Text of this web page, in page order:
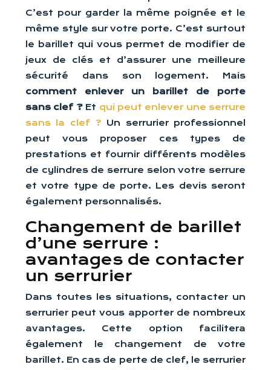
C’est pour garder la même poignée et le
même style sur votre porte. C’est surtout
le barillet qui vous permet de modifier de
jeux de clés et d’assurer une meilleure
sécurité dans son logement. Mais
comment enlever un barillet de porte
sans clef ? Et qui peut enlever une serrure
sans la clef ? Un serrurier professionnel
peut vous proposer ces types de
prestations et fournir différents modèles
de cylindres de serrure selon votre serrure
et votre type de porte. Les devis seront
également personnalisés.
Changement de barillet
d’une serrure :
avantages de contacter
un serrurier
Dans toutes les situations, contacter un
serrurier peut vous apporter de nombreux
avantages. Cette option facilitera
également le changement de votre
barillet. En cas de perte de clef, le serrurier